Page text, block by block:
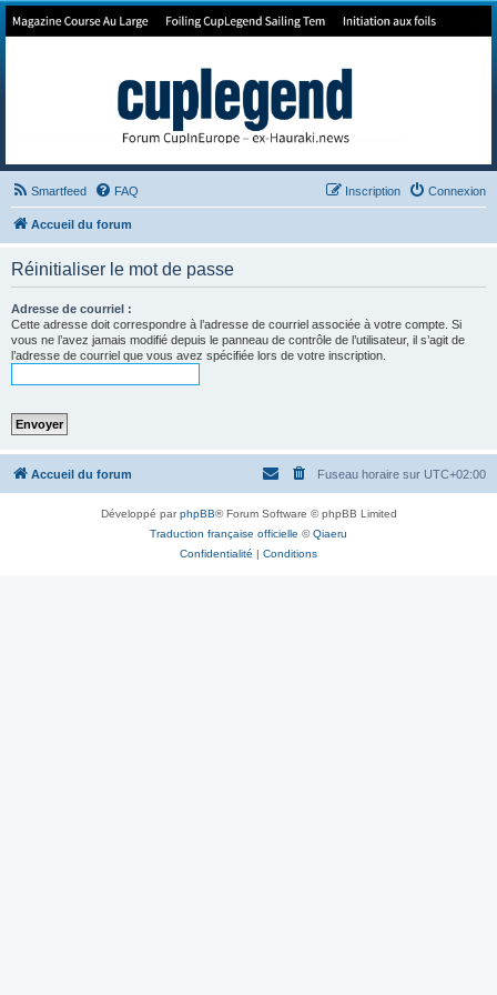
Forum de Cup In Europe
Smartfeed FAQ Connexion
Inscription
Accueil du forum
Réinitialiser le mot de passe
Adresse de courriel :
Cette adresse doit correspondre à l’adresse de courriel associée à votre compte. Si
vous ne l’avez jamais modifié depuis le panneau de contrôle de l’utilisateur, il s’agit de
l’adresse de courriel que vous avez spécifiée lors de votre inscription.
Accueil du forum Fuseau horaire sur UTC+02:00
Développé parphpBB® Forum Software © phpBB Limited
Traduction française officielle ©Qiaeru
Confidentialité
Conditions